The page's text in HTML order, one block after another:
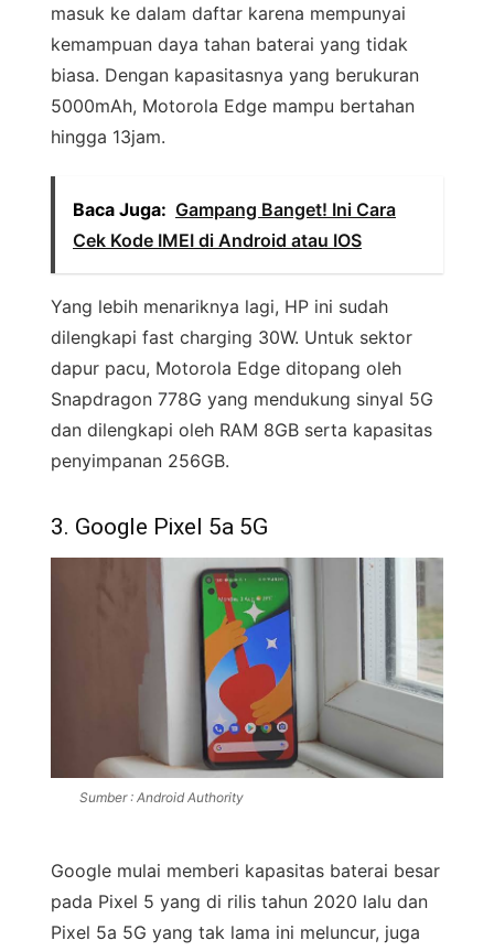
masuk ke dalam daftar karena mempunyai
kemampuan daya tahan baterai yang tidak
biasa. Dengan kapasitasnya yang berukuran
5000mAh, Motorola Edge mampu bertahan
hingga 13jam.
Baca Juga: Gampang Banget! Ini Cara
Cek Kode IMEI di Android atau IOS
Yang lebih menariknya lagi, HP ini sudah
dilengkapi fast charging 30W. Untuk sektor
dapur pacu, Motorola Edge ditopang oleh
Snapdragon 778G yang mendukung sinyal 5G
dan dilengkapi oleh RAM 8GB serta kapasitas
penyimpanan 256GB.
3. Google Pixel 5a 5G
Sumber : Android Authority
Google mulai memberi kapasitas baterai besar
pada Pixel 5 yang di rilis tahun 2020 lalu dan
Pixel 5a 5G yang tak lama ini meluncur, juga